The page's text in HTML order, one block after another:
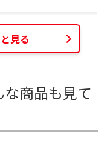
見る
商品も見て